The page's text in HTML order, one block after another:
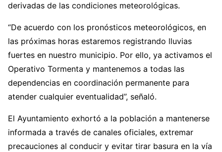
derivadas de las condiciones meteorológicas.
“De acuerdo con los pronósticos meteorológicos, en
las próximas horas estaremos registrando lluvias
fuertes en nuestro municipio. Por ello, ya activamos el
Operativo Tormenta y mantenemos a todas las
dependencias en coordinación permanente para
atender cualquier eventualidad”, señaló.
El Ayuntamiento exhortó a la población a mantenerse
informada a través de canales oficiales, extremar
precauciones al conducir y evitar tirar basura en la vía